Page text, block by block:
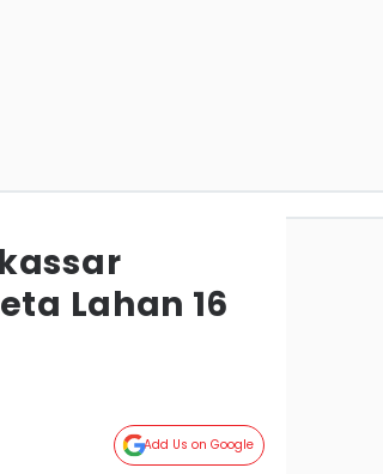
Lahan 16
Add Us on Google